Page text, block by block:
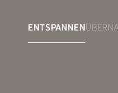
ENTSPANNEN